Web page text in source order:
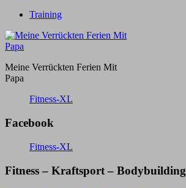
Training
Meine Verrückten Ferien Mit
Papa
Fitness-XL
Facebook
Fitness-XL
Fitness – Kraftsport – Bodybuilding